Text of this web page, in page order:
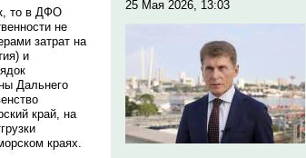
то в ДФО
не
затрат на
и
Дальнего
край, на
краях.
25 Мая 2026, 13:03